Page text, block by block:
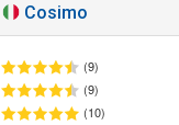
Cosimo
(9)
(9)
(10)